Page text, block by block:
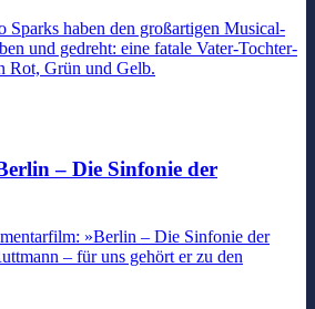
Sparks haben den großartigen Musical-
und gedreht: eine fatale Vater-Tochter-
Rot, Grün und Gelb.
– Die Sinfonie der
»Berlin – Die Sinfonie der
– für uns gehört er zu den